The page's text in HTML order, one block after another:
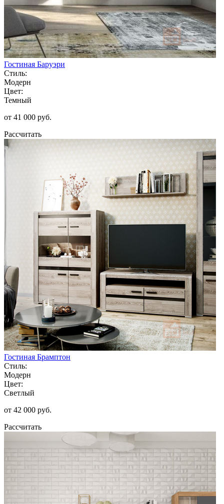
Гостиная Баруэри
Стиль:
Модерн
Цвет:
Темный
от 41 000 руб.
Рассчитать
Гостиная Брамптон
Стиль:
Модерн
Цвет:
Светлый
от 42 000 руб.
Рассчитать